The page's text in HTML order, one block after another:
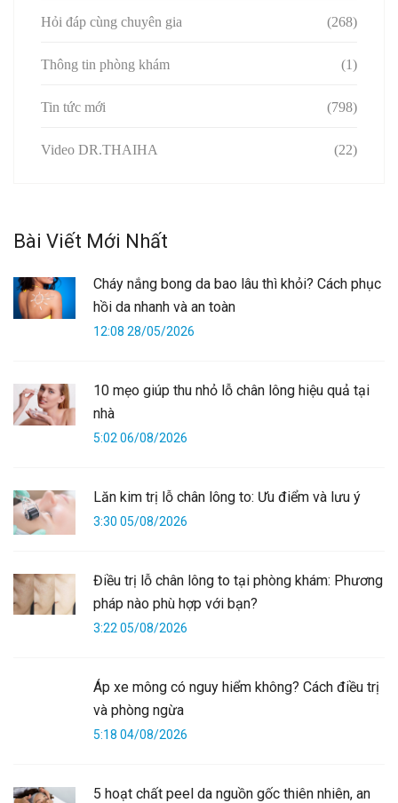
Hỏi đáp cùng chuyên gia (268)
Thông tin phòng khám (1)
Tin tức mới (798)
Video DR.THAIHA (22)
Bài Viết Mới Nhất
Cháy nắng bong da bao lâu thì khỏi? Cách phục
hồi da nhanh và an toàn
12:08 28/05/2026
10 mẹo giúp thu nhỏ lỗ chân lông hiệu quả tại
nhà
5:02 06/08/2026
Lăn kim trị lỗ chân lông to: Ưu điểm và lưu ý
3:30 05/08/2026
Điều trị lỗ chân lông to tại phòng khám: Phương
pháp nào phù hợp với bạn?
3:22 05/08/2026
Áp xe mông có nguy hiểm không? Cách điều trị
và phòng ngừa
5:18 04/08/2026
5 hoạt chất peel da nguồn gốc thiên nhiên, an